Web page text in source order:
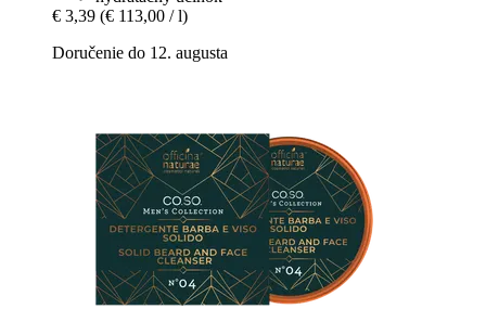
€ 3,39 (€ 113,00 / l)
Doručenie do 12. augusta